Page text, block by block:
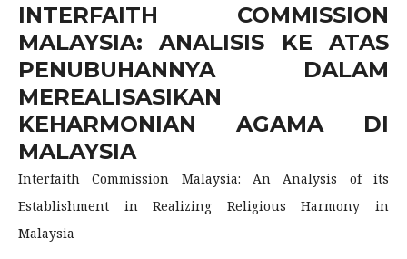
INTERFAITH COMMISSION
MALAYSIA: ANALISIS KE ATAS
PENUBUHANNYA DALAM
MEREALISASIKAN
KEHARMONIAN AGAMA DI
MALAYSIA
Interfaith Commission Malaysia: An Analysis of its
Establishment in Realizing Religious Harmony in
Malaysia